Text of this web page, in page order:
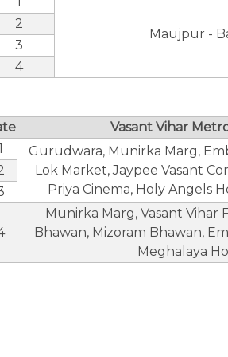
Maujpur -
2
3
4
Vasant Vihar
Gurudwara, Munirka Marg,
Lok Market, Jaypee Vasant
Priya Cinema, Holy Angels
Munirka Marg, Vasant Vihar
Bhawan, Mizoram Bhawan,
Meghalaya